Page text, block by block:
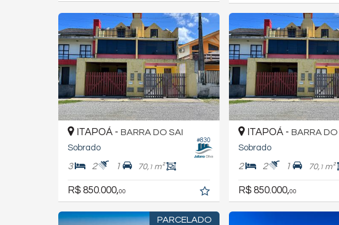
#830
ITAPOÁ - BARRA DO SAI
Sobrado
3 2 1 70, 1 m²
R$ 850.000,00
ITAPOÁ - BARRA DO
Sobrado
2 2 1 70, 1 m²
R$ 850.000,00
PARCELADO